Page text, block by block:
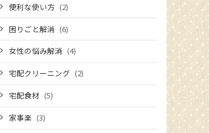
便利な使い方 (2)
困りごと解消 (6)
女性の悩み解消 (4)
宅配クリーニング (2)
宅配食材 (5)
家事楽 (3)